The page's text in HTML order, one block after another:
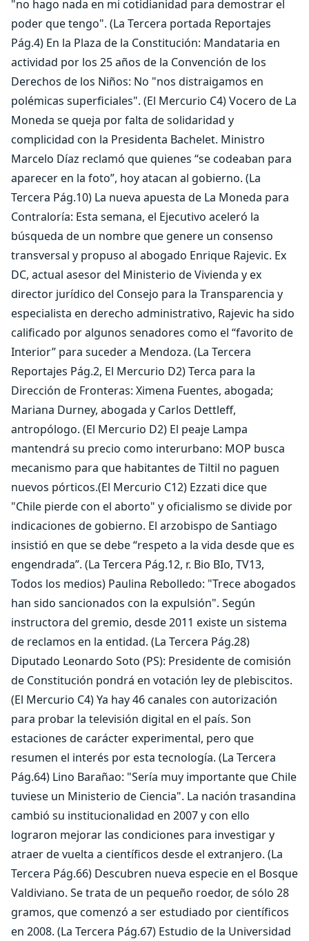
"no hago nada en mi cotidianidad para demostrar el
poder que tengo". (La Tercera portada Reportajes
Pág.4) En la Plaza de la Constitución: Mandataria en
actividad por los 25 años de la Convención de los
Derechos de los Niños: No "nos distraigamos en
polémicas superficiales". (El Mercurio C4) Vocero de La
Moneda se queja por falta de solidaridad y
complicidad con la Presidenta Bachelet. Ministro
Marcelo Díaz reclamó que quienes “se codeaban para
aparecer en la foto”, hoy atacan al gobierno. (La
Tercera Pág.10) La nueva apuesta de La Moneda para
Contraloría: Esta semana, el Ejecutivo aceleró la
búsqueda de un nombre que genere un consenso
transversal y propuso al abogado Enrique Rajevic. Ex
DC, actual asesor del Ministerio de Vivienda y ex
director jurídico del Consejo para la Transparencia y
especialista en derecho administrativo, Rajevic ha sido
calificado por algunos senadores como el “favorito de
Interior” para suceder a Mendoza. (La Tercera
Reportajes Pág.2, El Mercurio D2) Terca para la
Dirección de Fronteras: Ximena Fuentes, abogada;
Mariana Durney, abogada y Carlos Dettleff,
antropólogo. (El Mercurio D2) El peaje Lampa
mantendrá su precio como interurbano: MOP busca
mecanismo para que habitantes de Tiltil no paguen
nuevos pórticos.(El Mercurio C12) Ezzati dice que
"Chile pierde con el aborto" y oficialismo se divide por
indicaciones de gobierno. El arzobispo de Santiago
insistió en que se debe “respeto a la vida desde que es
engendrada”. (La Tercera Pág.12, r. Bio BIo, TV13,
Todos los medios) Paulina Rebolledo: "Trece abogados
han sido sancionados con la expulsión". Según
instructora del gremio, desde 2011 existe un sistema
de reclamos en la entidad. (La Tercera Pág.28)
Diputado Leonardo Soto (PS): Presidente de comisión
de Constitución pondrá en votación ley de plebiscitos.
(El Mercurio C4) Ya hay 46 canales con autorización
para probar la televisión digital en el país. Son
estaciones de carácter experimental, pero que
resumen el interés por esta tecnología. (La Tercera
Pág.64) Lino Barañao: "Sería muy importante que Chile
tuviese un Ministerio de Ciencia". La nación trasandina
cambió su institucionalidad en 2007 y con ello
lograron mejorar las condiciones para investigar y
atraer de vuelta a científicos desde el extranjero. (La
Tercera Pág.66) Descubren nueva especie en el Bosque
Valdiviano. Se trata de un pequeño roedor, de sólo 28
gramos, que comenzó a ser estudiado por científicos
en 2008. (La Tercera Pág.67) Estudio de la Universidad